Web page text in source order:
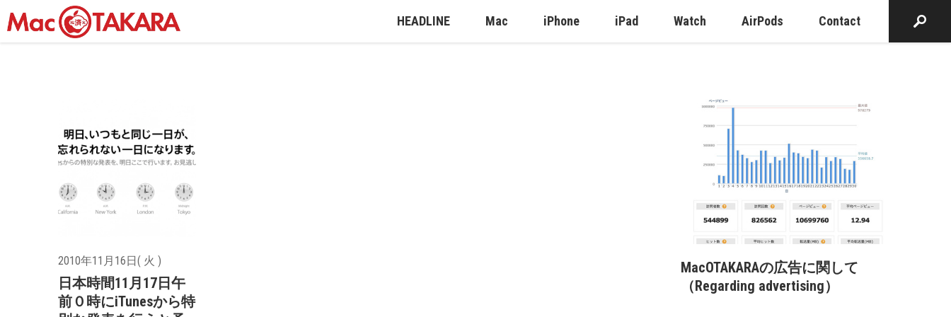
HEADLINE Mac iPhone iPad Watch AirPods Contact
2010年11月16日( 火 )
日本時間11月17日午
前０時にiTunesから特
MacOTAKARAの広告に関して
（Regarding advertising）